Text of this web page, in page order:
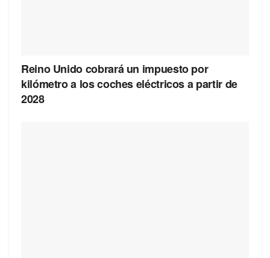
Reino Unido cobrará un impuesto por
kilómetro a los coches eléctricos a partir de
2028